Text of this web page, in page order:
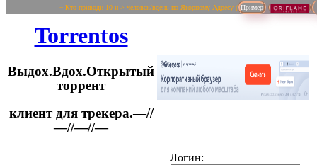
~ Кто приводи 10 и > человек/вдень по Якорному Адресу ( Пример
Torrentos
Выдох.Вдох.Открытый
торрент
Логин: